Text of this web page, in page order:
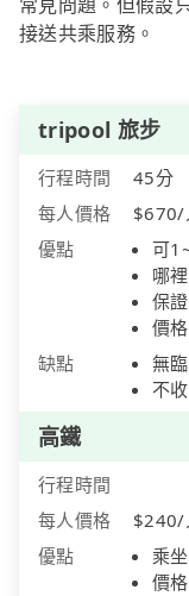
常見問題。但假設
接送共乘服務。
tripool 旅步
行程時間
45分
每人價格
$670/
優點
可
哪
保
價
缺點
無
不
高鐵
行程時間
每人價格
$240/
優點
乘
價